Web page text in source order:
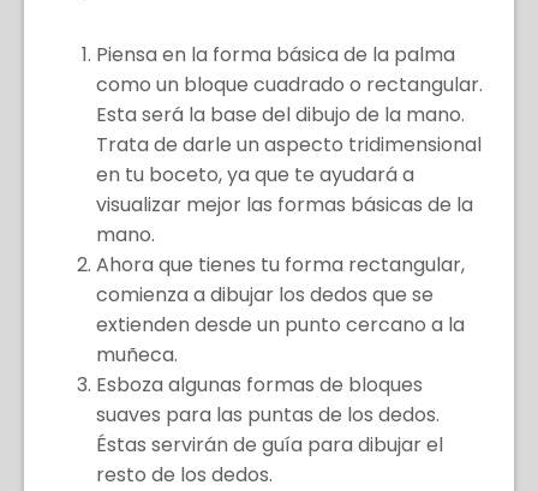
Piensa en la forma básica de la palma
como un bloque cuadrado o rectangular.
Esta será la base del dibujo de la mano.
Trata de darle un aspecto tridimensional
en tu boceto, ya que te ayudará a
visualizar mejor las formas básicas de la
mano.
Ahora que tienes tu forma rectangular,
comienza a dibujar los dedos que se
extienden desde un punto cercano a la
muñeca.
Esboza algunas formas de bloques
suaves para las puntas de los dedos.
Éstas servirán de guía para dibujar el
resto de los dedos.